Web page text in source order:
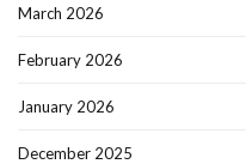
March 2026
February 2026
January 2026
December 2025